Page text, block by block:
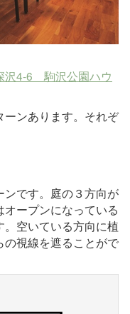
沢4-6 駒沢公園ハウ
ンあります。それぞ
です。庭の３方向が
ープンになっている
空いている方向に植
視線を遮ることがで